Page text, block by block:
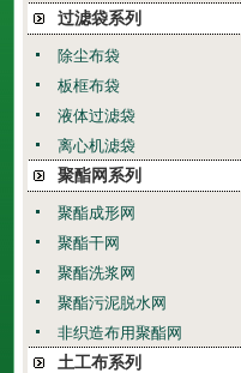
过滤袋系列
除尘布袋
板框布袋
液体过滤袋
离心机滤袋
聚酯网系列
聚酯成形网
聚酯干网
聚酯洗浆网
聚酯污泥脱水网
非织造布用聚酯网
土工布系列